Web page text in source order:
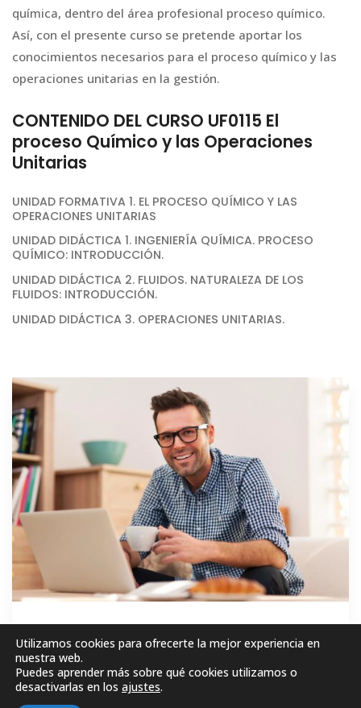
química, dentro del área profesional proceso químico.
Así, con el presente curso se pretende aportar los
conocimientos necesarios para el proceso químico y las
operaciones unitarias en la gestión.
CONTENIDO DEL CURSO UF0115 El
proceso Químico y las Operaciones
Unitarias
UNIDAD FORMATIVA 1. EL PROCESO QUÍMICO Y LAS
OPERACIONES UNITARIAS
UNIDAD DIDÁCTICA 1. INGENIERÍA QUÍMICA. PROCESO
QUÍMICO: INTRODUCCIÓN.
UNIDAD DIDÁCTICA 2. FLUIDOS. NATURALEZA DE LOS
FLUIDOS: INTRODUCCIÓN.
UNIDAD DIDÁCTICA 3. OPERACIONES UNITARIAS.
GRATIS
MATRICÚLESE AHORA!
Utilizamos cookies para ofrecerte la mejor experiencia en
nuestra web.
Puedes aprender más sobre qué cookies utilizamos o
desactivarlas en los ajustes.